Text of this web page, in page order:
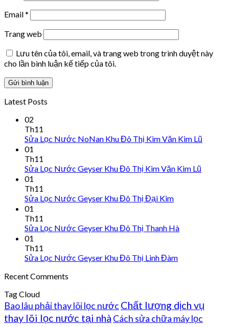
Email*
Trang web
Lưu tên của tôi, email, và trang web trong trình duyệt này
cho lần bình luận kế tiếp của tôi.
Latest Posts
02
Th11
Sửa Lọc Nước NoNan Khu Đô Thị Kim Văn Kim Lũ
01
Th11
Sửa Lọc Nước Geyser Khu Đô Thị Kim Văn Kim Lũ
01
Th11
Sửa Lọc Nước Geyser Khu Đô Thị Đại Kim
01
Th11
Sửa Lọc Nước Geyser Khu Đô Thị Thanh Hà
01
Th11
Sửa Lọc Nước Geyser Khu Đô Thị Linh Đàm
Recent Comments
Tag Cloud
Bao lâu phải thay lõi lọc nước Chất lượng dịch vụ
thay lõi lọc nước tại nhà Cách sửa chữa máy lọc